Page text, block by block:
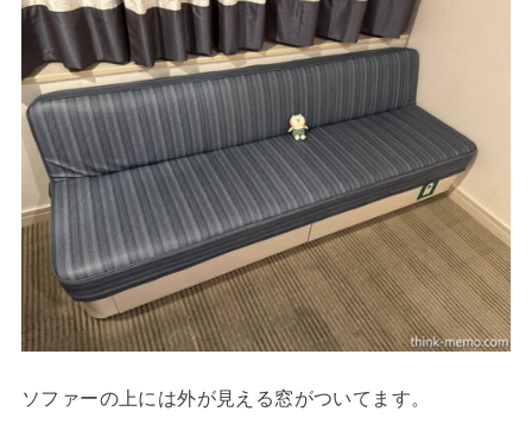
ソファーの上には外が見える窓がついてます。